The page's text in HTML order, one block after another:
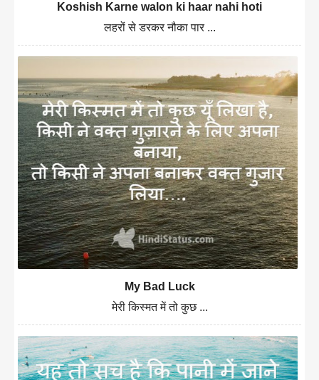
Koshish Karne walon ki haar nahi hoti
लहरों से डरकर नौका पार ...
My Bad Luck
मेरी किस्मत में तो कुछ ...